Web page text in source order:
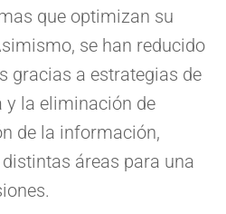
que optimizan su
se han reducido
gracias a estrategias de
y la eliminación de
de la información,
áreas para una